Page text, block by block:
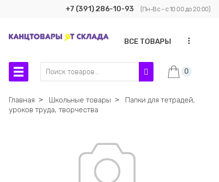
+7 (391) 286-10-93 (Пн-Вс - с 10:00 до 20:00)
ВСЕ ТОВАРЫ ...
0
Главная ˃ Школьные товары ˃
Папки для тетрадей,
уроков труда, творчества